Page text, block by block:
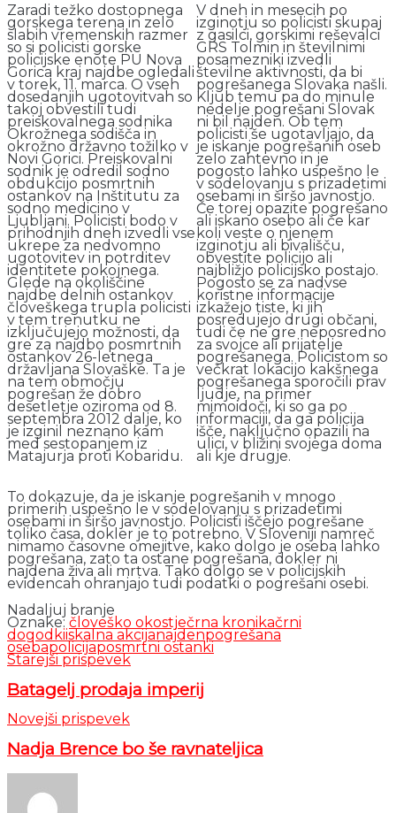
Zaradi težko dostopnega
gorskega terena in zelo
slabih vremenskih razmer
so si policisti gorske
policijske enote PU Nova
Gorica kraj najdbe ogledali
v torek, 11. marca. O vseh
dosedanjih ugotovitvah so
takoj obvestili tudi
preiskovalnega sodnika
Okrožnega sodišča in
okrožno državno tožilko v
Novi Gorici. Preiskovalni
sodnik je odredil sodno
obdukcijo posmrtnih
ostankov na Inštitutu za
sodno medicino v
Ljubljani. Policisti bodo v
prihodnjih dneh izvedli vse
ukrepe za nedvomno
ugotovitev in potrditev
identitete pokojnega.
Glede na okoliščine
najdbe delnih ostankov
človeškega trupla policisti
v tem trenutku ne
izključujejo možnosti, da
gre za najdbo posmrtnih
ostankov 26-letnega
državljana Slovaške. Ta je
na tem območju
pogrešan že dobro
desetletje oziroma od 8.
septembra 2012 dalje, ko
je izginil neznano kam
med sestopanjem iz
Matajurja proti Kobaridu.
V dneh in mesecih po
izginotju so policisti skupaj
z gasilci, gorskimi reševalci
GRS Tolmin in številnimi
posamezniki izvedli
številne aktivnosti, da bi
pogrešanega Slovaka našli.
Kljub temu pa do minule
nedelje pogrešani Slovak
ni bil najden. Ob tem
policisti še ugotavljajo, da
je iskanje pogrešanih oseb
zelo zahtevno in je
pogosto lahko uspešno le
v sodelovanju s prizadetimi
osebami in širšo javnostjo.
Če torej opazite pogrešano
ali iskano osebo ali če kar
koli veste o njenem
izginotju ali bivališču,
obvestite policijo ali
najbližjo policijsko postajo.
Pogosto se za nadvse
koristne informacije
izkažejo tiste, ki jih
posredujejo drugi občani,
tudi če ne gre neposredno
za svojce ali prijatelje
pogrešanega. Policistom so
večkrat lokacijo kakšnega
pogrešanega sporočili prav
ljudje, na primer
mimoidoči, ki so ga po
informaciji, da ga policija
išče, naključno opazili na
ulici, v bližini svojega doma
ali kje drugje.
To dokazuje, da je iskanje pogrešanih v mnogo
primerih uspešno le v sodelovanju s prizadetimi
osebami in širšo javnostjo. Policisti iščejo pogrešane
toliko časa, dokler je to potrebno. V Sloveniji namreč
nimamo časovne omejitve, kako dolgo je oseba lahko
pogrešana, zato ta ostane pogrešana, dokler ni
najdena živa ali mrtva. Tako dolgo se v policijskih
evidencah ohranjajo tudi podatki o pogrešani osebi.
Nadaljuj branje
Oznake: človeško okostječrna kronikačrni
dogodkiiskalna akcijanajdenpogrešana
osebapolicijaposmrtni ostanki
Starejši prispevek
Batagelj prodaja imperij
Novejši prispevek
Nadja Brence bo še ravnateljica